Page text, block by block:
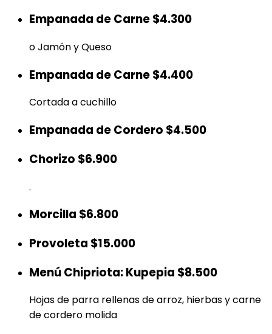
Empanada de Carne$4.300
o Jamón y Queso
Empanada de Carne$4.400
Cortada a cuchillo
Empanada de Cordero $4.500
Chorizo $6.900
.
Morcilla $6.800
Provoleta $15.000
Menú Chipriota: Kupepia $8.500
Hojas de parra rellenas de arroz, hierbas y carne
de cordero molida